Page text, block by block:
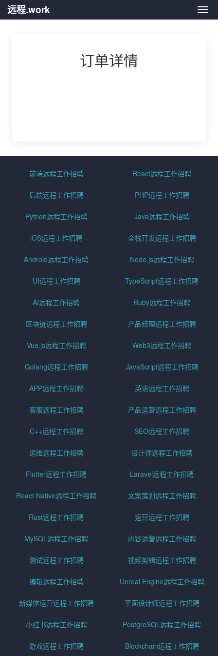
远
远程.work
订单详情
前端远程工作招聘 React远程工作招聘
后端远程工作招聘 PHP远程工作招聘
Python远程工作招聘 Java远程工作招聘
iOS远程工作招聘 全栈开发远程工作招聘
Android远程工作招聘 Node.js远程工作招聘
UI远程工作招聘 TypeScript远程工作招聘
AI远程工作招聘 Ruby远程工作招聘
区块链远程工作招聘 产品经理远程工作招聘
Vue.js远程工作招聘 Web3远程工作招聘
Golang远程工作招聘 JavaScript远程工作招聘
APP远程工作招聘 英语远程工作招聘
客服远程工作招聘 产品运营远程工作招聘
C++远程工作招聘 SEO远程工作招聘
运维远程工作招聘 设计师远程工作招聘
Flutter远程工作招聘 Laravel远程工作招聘
React Native远程工作招聘 文案策划远程工作招聘
Rust远程工作招聘 运营远程工作招聘
MySQL远程工作招聘 内容运营远程工作招聘
测试远程工作招聘 视频剪辑远程工作招聘
编辑远程工作招聘 Unreal Engine远程工作招聘
新媒体运营远程工作招聘 平面设计师远程工作招聘
小红书远程工作招聘 PostgreSQL远程工作招聘
游戏远程工作招聘 Blockchain远程工作招聘